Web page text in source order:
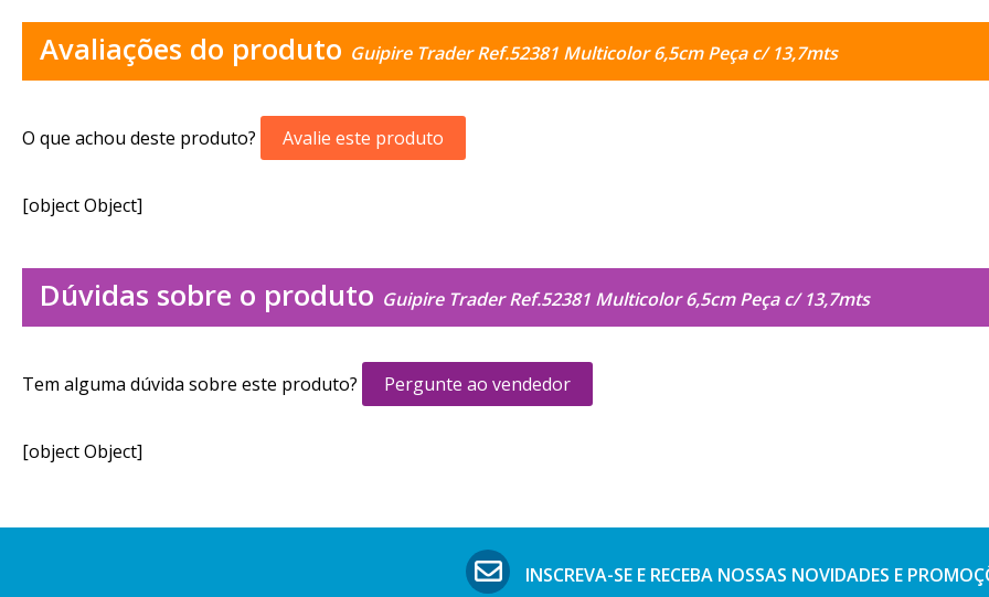
Avaliações do produto Guipire Trader Ref.52381 Multicolor 6,5cm Peça c/ 13,7mts
O que achou deste produto? Avalie este produto
[object Object]
Dúvidas sobre o produto Guipire Trader Ref.52381 Multicolor 6,5cm Peça c/ 13,7mts
Tem alguma dúvida sobre este produto? Pergunte ao vendedor
[object Object]
INSCREVA-SE E RECEBA NOSSAS NOVIDADES E